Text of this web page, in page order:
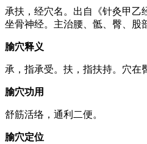
承扶，经穴名。出自《针灸甲乙
坐骨神经。主治腰、骶、臀、股
腧穴释义
承，指承受。扶，指扶持。穴在
腧穴功用
舒筋活络，通利二便。
腧穴定位